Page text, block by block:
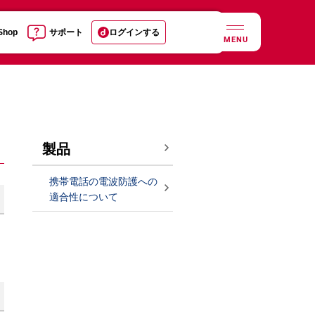
サポート ログインする
MENU
製品
携帯電話の電波防護への
適合性について